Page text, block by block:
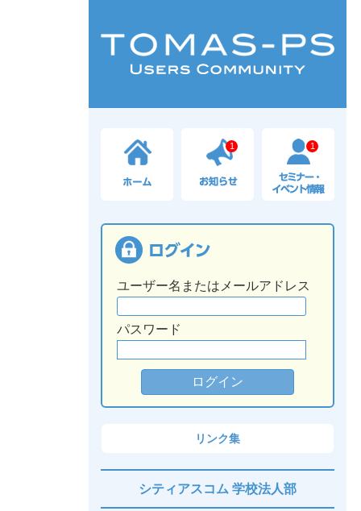
1 1
ユーザー名またはメールアドレス
パスワード
リンク集
シティアスコム 学校法人部